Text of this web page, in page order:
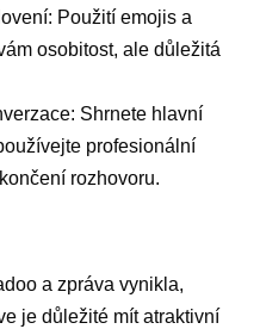
Použití emojis a
osobitost, ale důležitá
Shrnete hlavní
profesionální
rozhovoru.
a zpráva vynikla,
je důležité mít atraktivní